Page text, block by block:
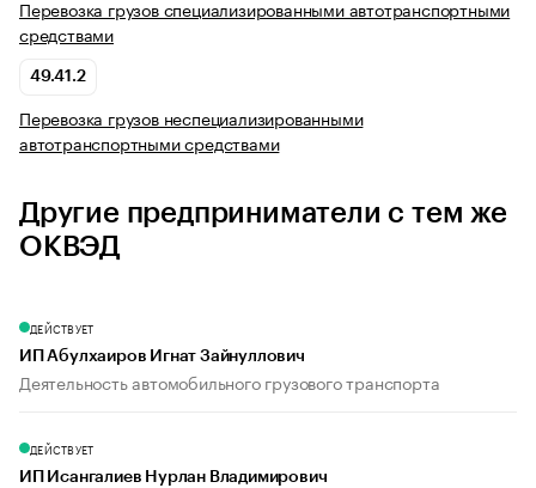
Перевозка грузов специализированными автотранспортными
средствами
49.41.2
Перевозка грузов неспециализированными
автотранспортными средствами
Другие предприниматели с тем же
ОКВЭД
ДЕЙСТВУЕТ
ИП Абулхаиров Игнат Зайнуллович
Деятельность автомобильного грузового транспорта
ДЕЙСТВУЕТ
ИП Исангалиев Нурлан Владимирович